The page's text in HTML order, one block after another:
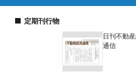
定期刊行物
日刊不動
通信